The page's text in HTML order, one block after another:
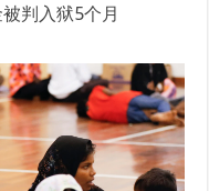
判入狱5个月